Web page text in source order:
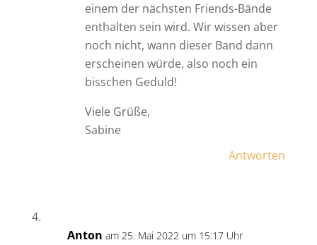
einem der nächsten Friends-Bände
enthalten sein wird. Wir wissen aber
noch nicht, wann dieser Band dann
erscheinen würde, also noch ein
bisschen Geduld!
Viele Grüße,
Sabine
Antworten
Anton am 25. Mai 2022 um 15:17 Uhr